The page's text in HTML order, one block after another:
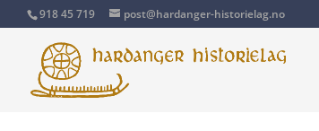
918 45 719 post@hardanger-historielag.no